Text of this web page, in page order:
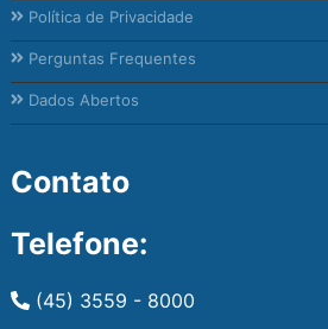
Política de Privacidade
Perguntas Frequentes
Dados Abertos
Contato
Telefone:
(45) 3559 - 8000